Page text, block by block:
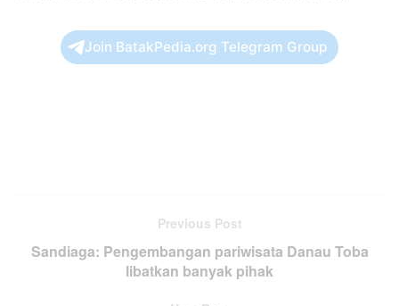
Join BatakPedia.org Telegram Group
Previous Post
Sandiaga: Pengembangan pariwisata Danau Toba
libatkan banyak pihak